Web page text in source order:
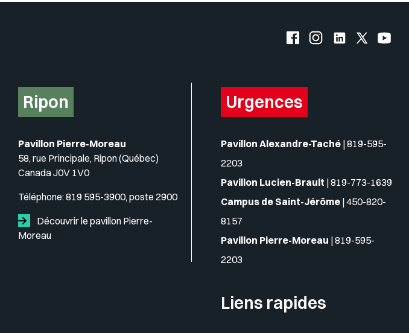
Facebook de l'UQO
Instagram de l'UQO
LinkedIn de
X
Ripon
Pavillon Pierre-Moreau
58, rue Principale, Ripon (Québec)
Canada J0V 1V0
Téléphone:819 595-3900, poste 2900
Découvrir le pavillon Pierre-
Moreau
Urgences
Pavillon Alexandre-Taché |819-595-
2203
Pavillon Lucien-Brault |819-773-1639
Campus de Saint-Jérôme |450-820-
8157
Pavillon Pierre-Moreau |819-595-
2203
Liens rapides